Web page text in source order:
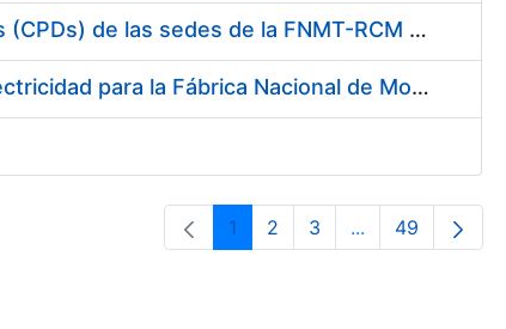
Conexión mediante Fibra Óptica de los Centros de Proceso de Datos (CPDs) de las sedes de la FNMT-RCM de Burgos y Madrid
Contratación de acuerdo marco para el Suministro de Material de Electricidad para la Fábrica Nacional de Moneda y Timbre-Real Casa de la Moneda en su centro de trabajo de Burgos
Page
1 Page
2 Page
3 ...Intermediate
Page
49